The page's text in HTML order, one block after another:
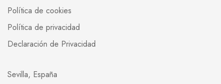
Política de cookies
Política de privacidad
Declaración de Privacidad
Sevilla, España